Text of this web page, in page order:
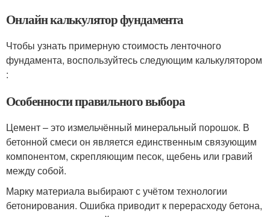
Онлайн калькулятор фундамента
Чтобы узнать примерную стоимость ленточного
фундамента, воспользуйтесь следующим калькулятором
:
Особенности правильного выбора
Цемент – это измельчённый минеральный порошок. В
бетонной смеси он является единственным связующим
компонентом, скрепляющим песок, щебень или гравий
между собой.
Марку материала выбирают с учётом технологии
бетонирования. Ошибка приводит к перерасходу бетона,